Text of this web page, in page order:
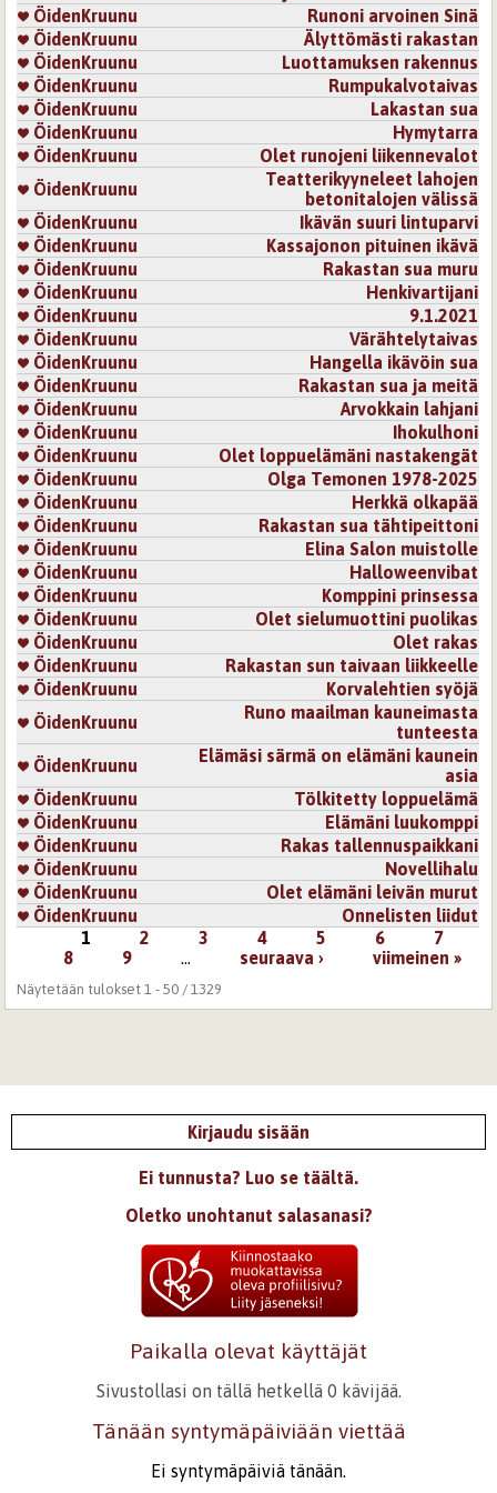
Sivut
ÖidenKruunu
Runoni arvoinen Sinä
ÖidenKruunu
Älyttömästi rakastan
ÖidenKruunu
Luottamuksen rakennus
ÖidenKruunu
Rumpukalvotaivas
ÖidenKruunu
Lakastan sua
ÖidenKruunu
Hymytarra
ÖidenKruunu
Olet runojeni liikennevalot
ÖidenKruunu
Teatterikyyneleet lahojen
betonitalojen välissä
ÖidenKruunu
Ikävän suuri lintuparvi
ÖidenKruunu
Kassajonon pituinen ikävä
ÖidenKruunu
Rakastan sua muru
ÖidenKruunu
Henkivartijani
ÖidenKruunu
9.1.2021
ÖidenKruunu
Värähtelytaivas
ÖidenKruunu
Hangella ikävöin sua
ÖidenKruunu
Rakastan sua ja meitä
ÖidenKruunu
Arvokkain lahjani
ÖidenKruunu
Ihokulhoni
ÖidenKruunu
Olet loppuelämäni nastakengät
ÖidenKruunu
Olga Temonen 1978-2025
ÖidenKruunu
Herkkä olkapää
ÖidenKruunu
Rakastan sua tähtipeittoni
ÖidenKruunu
Elina Salon muistolle
ÖidenKruunu
Halloweenvibat
ÖidenKruunu
Komppini prinsessa
ÖidenKruunu
Olet sielumuottini puolikas
ÖidenKruunu
Olet rakas
ÖidenKruunu
Rakastan sun taivaan liikkeelle
ÖidenKruunu
Korvalehtien syöjä
ÖidenKruunu
Runo maailman kauneimasta
tunteesta
ÖidenKruunu
Elämäsi särmä on elämäni kaunein
asia
ÖidenKruunu
Tölkitetty loppuelämä
ÖidenKruunu
Elämäni luukomppi
ÖidenKruunu
Rakas tallennuspaikkani
ÖidenKruunu
Novellihalu
ÖidenKruunu
Olet elämäni leivän murut
ÖidenKruunu
Onnelisten liidut
1 2 3 4 5 6
7
8
9 … seuraava › viimeinen »
Näytetään tulokset 1 - 50 / 1329
Kirjaudu sisään
Ei tunnusta? Luo se täältä.
Oletko unohtanut salasanasi?
Paikalla olevat käyttäjät
Sivustollasi on tällä hetkellä 0 kävijää.
Tänään syntymäpäiviään viettää
Ei syntymäpäiviä tänään.